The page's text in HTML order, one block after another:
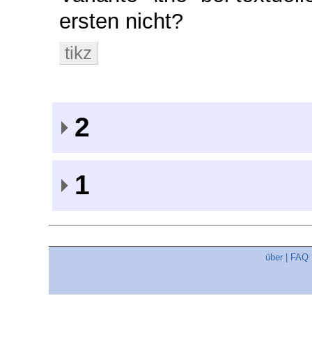
ersten nicht?
tikz
2
1
über FAQ